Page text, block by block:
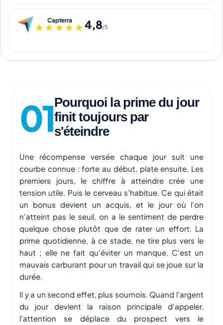
Capterra
★★★★★
★★★★★4,8/5
Pourquoi la prime du jour
finit toujours par
s'éteindre
Une récompense versée chaque jour suit une
courbe connue : forte au début, plate ensuite. Les
premiers jours, le chiffre à atteindre crée une
tension utile. Puis le cerveau s'habitue. Ce qui était
un bonus devient un acquis, et le jour où l'on
n'atteint pas le seuil, on a le sentiment de perdre
quelque chose plutôt que de rater un effort. La
prime quotidienne, à ce stade, ne tire plus vers le
haut ; elle ne fait qu'éviter un manque. C'est un
mauvais carburant pour un travail qui se joue sur la
durée.
Il y a un second effet, plus sournois. Quand l'argent
du jour devient la raison principale d'appeler,
l'attention se déplace du prospect vers le